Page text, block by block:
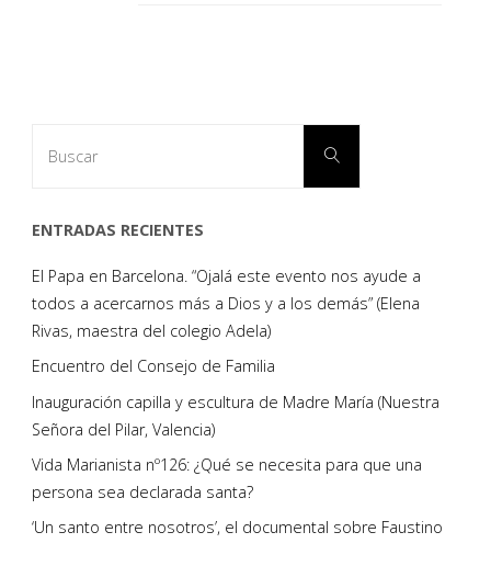
Buscar
ENTRADAS RECIENTES
El Papa en Barcelona. “Ojalá este evento nos ayude a
todos a acercarnos más a Dios y a los demás” (Elena
Rivas, maestra del colegio Adela)
Encuentro del Consejo de Familia
Inauguración capilla y escultura de Madre María (Nuestra
Señora del Pilar, Valencia)
Vida Marianista nº126: ¿Qué se necesita para que una
persona sea declarada santa?
‘Un santo entre nosotros’, el documental sobre Faustino